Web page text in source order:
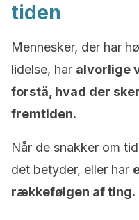
tiden
Mennesker, der har
lidelse, har alvorlige
forstå, hvad der
fremtiden.
Når de snakker om
det betyder, eller har
rækkefølgen af ting.